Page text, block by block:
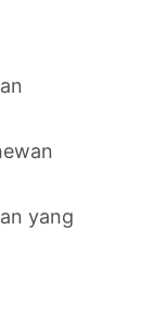
yang